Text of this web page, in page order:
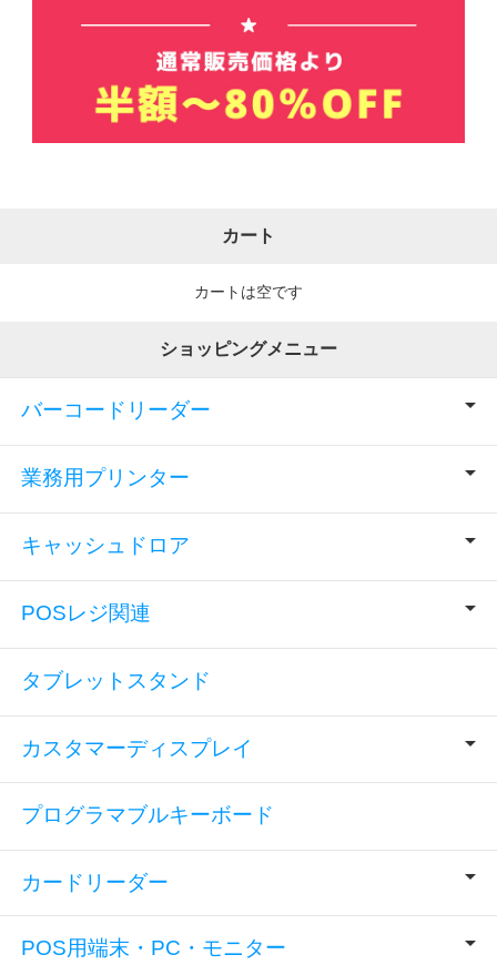
カート
カートは空です
ショッピングメニュー
バーコードリーダー
業務用プリンター
キャッシュドロア
POSレジ関連
タブレットスタンド
カスタマーディスプレイ
プログラマブルキーボード
カードリーダー
POS用端末・PC・モニター